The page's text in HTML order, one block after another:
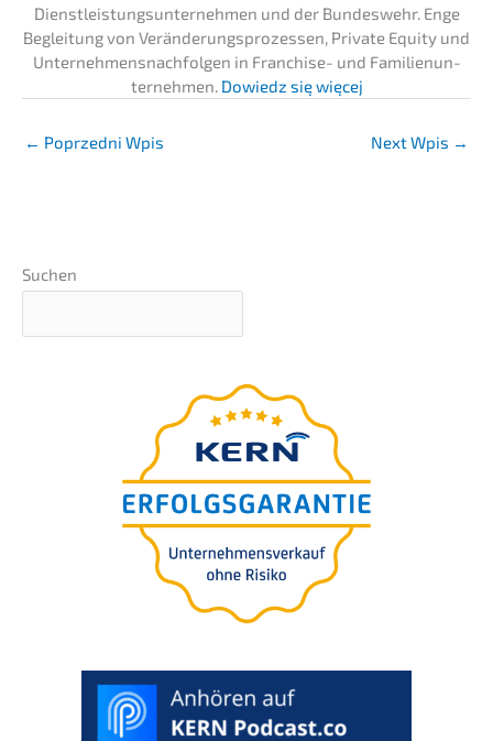
Dienst­leis­tungs­un­ter­neh­men und der Bundes­wehr. Enge
Beglei­tung von Verän­de­rungs­pro­zes­sen, Priva­te Equity und
Unter­neh­mens­nach­fol­gen in Franchise- und Famili­en­un­
ter­neh­men. Dowiedz się więcej
← Poprzedni Wpis Next Wpis →
Suchen